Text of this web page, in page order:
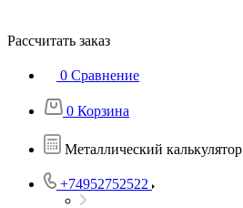
Рассчитать заказ
0 Сравнение
0 Корзина
Металлический калькулятор
+74952752522